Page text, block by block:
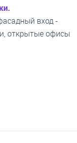
вход -
открытые офисы